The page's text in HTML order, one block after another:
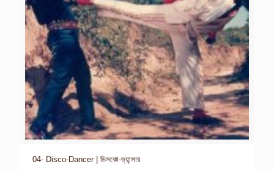
04- Disco-Dancer | ডিসকো-ড্যান্সার